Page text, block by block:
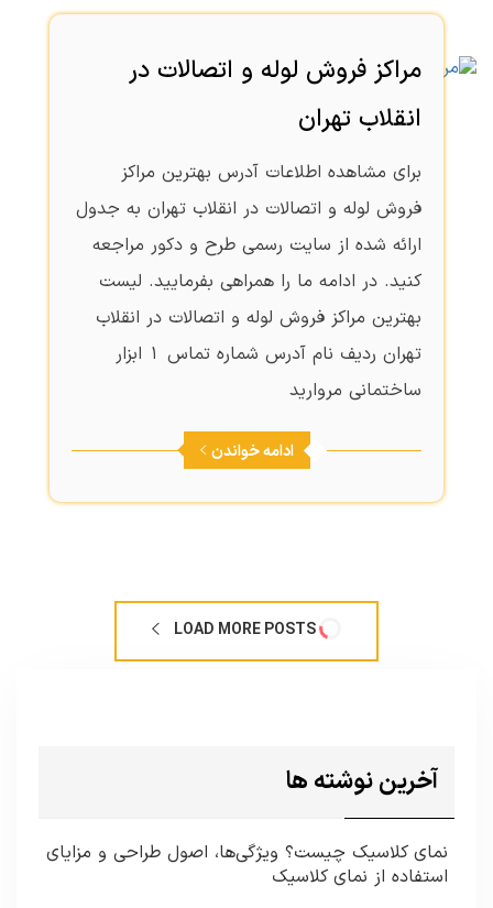
مراکز فروش لوله و اتصالات در
انقلاب تهران
برای مشاهده اطلاعات آدرس بهترین مراکز
فروش لوله و اتصالات در انقلاب تهران به جدول
ارائه شده از سایت رسمی طرح و دکور مراجعه
کنید. در ادامه ما را همراهی بفرمایید. لیست
بهترین مراکز فروش لوله و اتصالات در انقلاب
تهران ردیف نام آدرس شماره تماس 1 ابزار
ساختمانی مروارید
ادامه خواندن
آخرین نوشته ها
نمای کلاسیک چیست؟ ویژگی‌ها، اصول طراحی و مزایای
استفاده از نمای کلاسیک